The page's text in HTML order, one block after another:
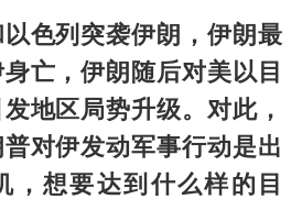
色列突袭伊朗，伊朗最
亡，伊朗随后对美以目
地区局势升级。对此，
对伊发动军事行动是出
，想要达到什么样的目